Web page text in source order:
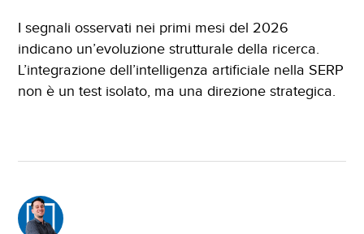
I segnali osservati nei primi mesi del 2026
indicano un’evoluzione strutturale della ricerca.
L’integrazione dell’intelligenza artificiale nella SERP
non è un test isolato, ma una direzione strategica.